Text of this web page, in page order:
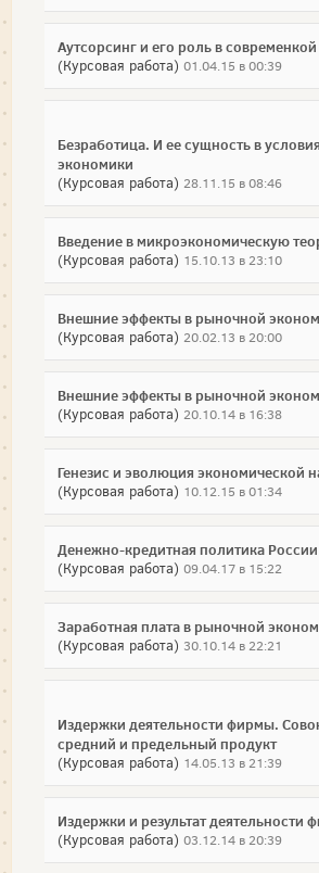
Аутсорсинг и его роль в
(Курсовая работа) 01.04.15 в 00:39
Безработица. И ее сущность в
экономики
(Курсовая работа) 28.11.15 в 08:46
Введение в микроэкономическую
(Курсовая работа) 15.10.13 в 23:10
Внешние эффекты в рыночной
(Курсовая работа) 20.02.13 в 20:00
Внешние эффекты в рыночной
(Курсовая работа) 20.10.14 в 16:38
Генезис и эволюция экономической
(Курсовая работа) 10.12.15 в 01:34
Денежно-кредитная политика России
(Курсовая работа) 09.04.17 в 15:22
Заработная плата в рыночной
(Курсовая работа) 30.10.14 в 22:21
Издержки деятельности фирмы.
средний и предельный продукт
(Курсовая работа) 14.05.13 в 21:39
Издержки и результат деятельности
(Курсовая работа) 03.12.14 в 20:39